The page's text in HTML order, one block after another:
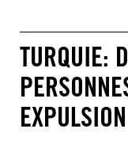
TURQUIE: